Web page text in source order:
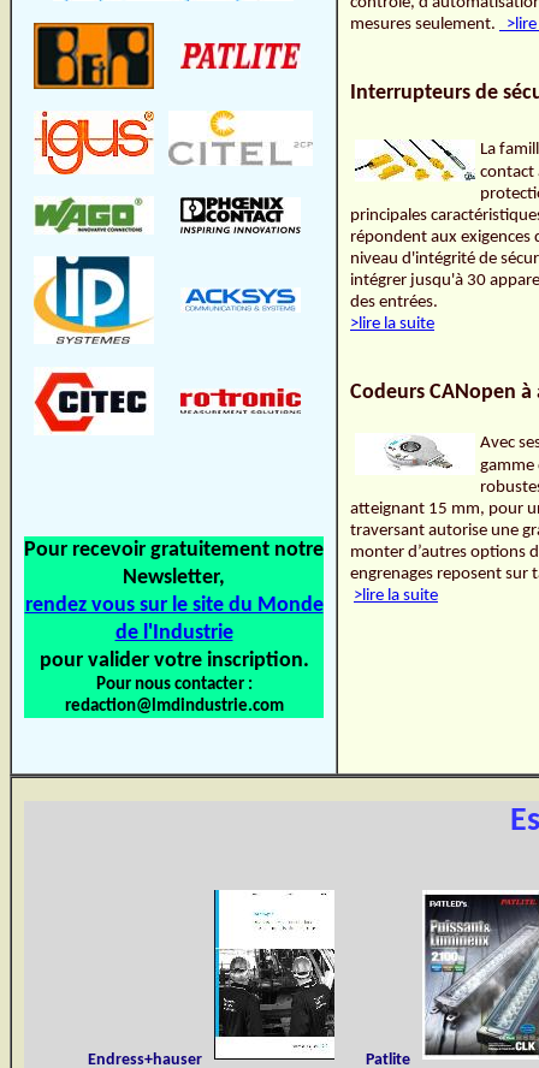
Pour recevoir gratuitement notre
Newsletter,
rendez vous sur le site du Monde
de l'Industrie
pour valider votre inscription.
Pour nous contacter :
redaction@lmdindustrie.com
mesures seulement.
Interrupteurs de
La
contact
principales
répondent aux exigences
niveau d'intégrité de
intégrer jusqu'à 30
des entrées.
>lire la suite
Codeurs CANopen
Avec
gamme
atteignant 15 mm, pour
traversant autorise une
monter d’autres options
engrenages reposent sur
>lire la suite
Endress+hauser Patlite